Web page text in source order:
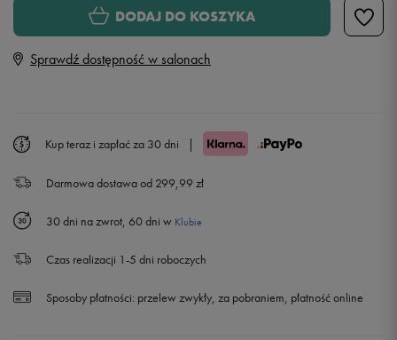
Rozmiary EU Rozmiary US
22,5 cm
37,5 23,5 cm
38 24 cm
38,5 24,5 cm
DODAJ DO KOSZYKA
Sprawdź dostępność w salonach
Kup teraz i zapłać za 30 dni |
Darmowa dostawa od 299,99 zł
30 dni na zwrot, 60 dni w Klubie
Czas realizacji 1-5 dni roboczych
Sposoby płatności: przelew zwykły, za pobraniem, płatność online